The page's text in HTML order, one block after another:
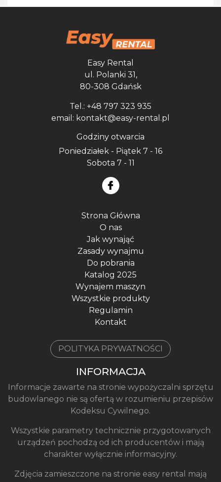
Easy Rental
ul. Polanki 31,
80-308 Gdańsk
Tel.: +48 797 323 935
email: kontakt@easy-rental.pl
Godziny otwarcia
Poniedziałek - Piątek 7 - 16
Sobota 7 - 11
Strona Główna
O nas
Jak wynająć
Zasady wynajmu
Do pobrania
Katalog 2025
Wynajem maszyn
Wszystkie produkty
Regulamin
Kontakt
POLITYKA PRYWATNOŚCI
INFORMACJA
Informacje zawarte na stronie wypożyczalni sprzętu
budowlanego nie są ofertą w rozumieniu przepisów
Kodeksu Cywilnego.
Wszystkie parametry technicznie przygotowanych
urządzeń pochodzą od ich producentów i mają
charakter wyłącznie informacyjny.
Zdjęcia zamieszczone na stronie easy rental mają